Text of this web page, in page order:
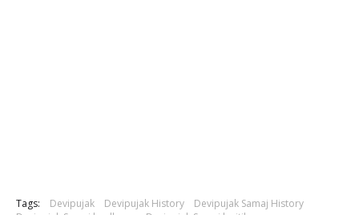
Tags: Devipujak Devipujak History
Devipujak Samaj History